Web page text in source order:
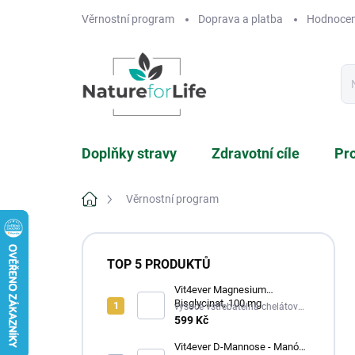
Věrnostní program Doprava a platba
Doplňky stravy Zdravotní cíle
Domů Věrnostní program
P
TOP 5 PRODUKTŮ
Vit4ever Magnesium
Bisglycinat, 100 mg
vysoce vstřebatelná chelátová
forma, šetrná k trávení
599 Kč
Vit4ever D-Mannose - Manóza